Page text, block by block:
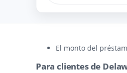
El monto del
Para clientes de